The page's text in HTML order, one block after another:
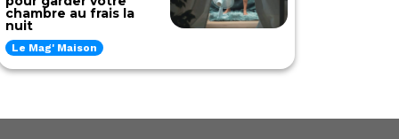
chambre au frais la
nuit
Le Mag' Maison